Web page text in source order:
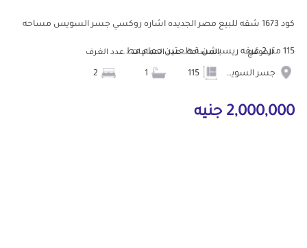
كود 1673 شقه للبيع مصر الجديده اشاره روكسي جسر السويس مساحه
115 متر 2 غرفه ريسبشن قطعتين حمام مط... الموقع
جسر السويس
المساحة عدد الحمامات عدد الغرف
2,000,000 جنيه